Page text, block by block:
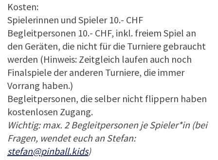
Kosten:
Spielerinnen und Spieler 10.- CHF
Begleitpersonen 10.- CHF, inkl. freiem Spiel an
den Geräten, die nicht für die Turniere gebraucht
werden (Hinweis: Zeitgleich laufen auch noch
Finalspiele der anderen Turniere, die immer
Vorrang haben.)
Begleitpersonen, die selber nicht flippern haben
kostenlosen Zugang.
Wichtig: max. 2 Begleitpersonen je Spieler*in (bei
Fragen, wendet euch an Stefan:
stefan@pinball.kids)